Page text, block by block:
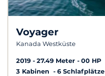
Voyager
Kanada Westküste
2019 27.49 Meter
00 HP
3 Kabinen
6 Schlafplätze